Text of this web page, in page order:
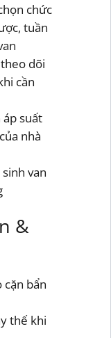
chức
tuần
dõi
cần
suất
nhà
van
&
cặn bẩn
thế khi